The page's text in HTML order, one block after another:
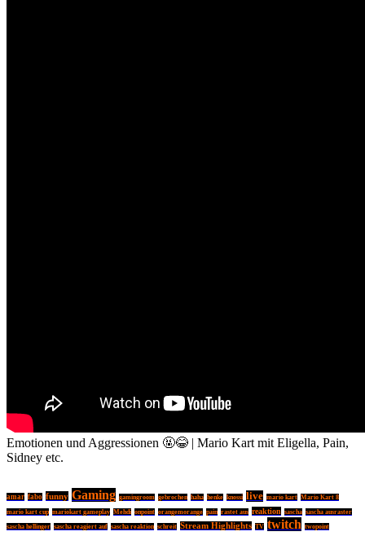
Emotionen und Aggressionen 🤬😂 | Mario Kart mit Eligella, Pain,
Sidney etc.
amar fabo funny Gaming gamingroom gebrochen haha henke knossi live mario kart Mario Kart 8
mario kart cup mariokart gameplay Mehdi onpoint orangemorange pain rastet aus reaktion sascha sascha ausraster
sascha hellinger sascha reagiert auf sascha reaktion schreit Stream Highlights TV twitch twopoint